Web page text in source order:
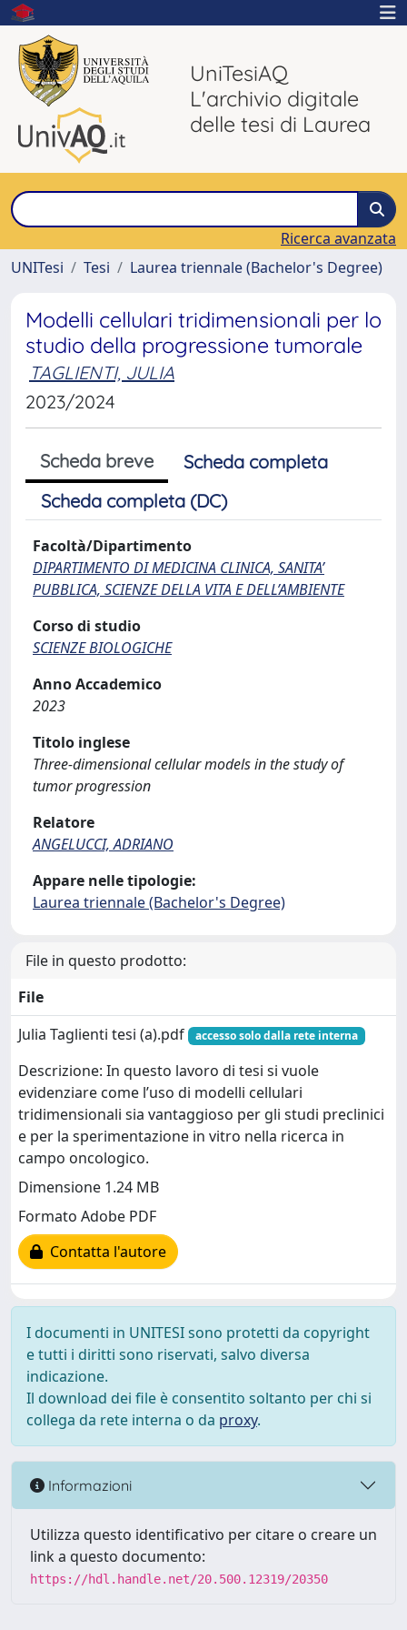
UniTesiAQ
L'archivio digitale
delle tesi di Laurea
Ricerca avanzata
UNITesi
Tesi Laurea triennale (Bachelor's Degree)
Modelli cellulari tridimensionali per lo
studio della progressione tumorale
TAGLIENTI, JULIA
2023/2024
Scheda breve
Scheda completa
Scheda completa (DC)
Facoltà/Dipartimento
DIPARTIMENTO DI MEDICINA CLINICA, SANITA’
PUBBLICA, SCIENZE DELLA VITA E DELL’AMBIENTE
Corso di studio
SCIENZE BIOLOGICHE
Anno Accademico
2023
Titolo inglese
Three-dimensional cellular models in the study of
tumor progression
Relatore
ANGELUCCI, ADRIANO
Appare nelle tipologie:
Laurea triennale (Bachelor's Degree)
File in questo prodotto:
File
Julia Taglienti tesi (a).pdf
accesso solo dalla rete interna
Descrizione: In questo lavoro di tesi si vuole
evidenziare come l’uso di modelli cellulari
tridimensionali sia vantaggioso per gli studi preclinici
e per la sperimentazione in vitro nella ricerca in
campo oncologico.
Dimensione 1.24 MB
Formato Adobe PDF
Contatta l'autore
I documenti in UNITESI sono protetti da copyright
e tutti i diritti sono riservati, salvo diversa
indicazione.
Il download dei file è consentito soltanto per chi si
collega da rete interna o da proxy.
Informazioni
Utilizza questo identificativo per citare o creare un
link a questo documento:
https://hdl.handle.net/20.500.12319/20350